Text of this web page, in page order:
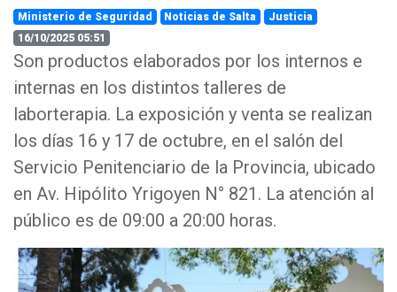
Ministerio de Seguridad Noticias de Salta
Justicia
16/10/2025 05:51
Son productos elaborados por los internos e
internas en los distintos talleres de
laborterapia. La exposición y venta se realizan
los días 16 y 17 de octubre, en el salón del
Servicio Penitenciario de la Provincia, ubicado
en Av. Hipólito Yrigoyen N° 821. La atención al
público es de 09:00 a 20:00 horas.